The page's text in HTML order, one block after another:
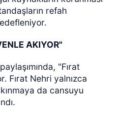
refah
AKIYOR"
"Fırat
Fırat Nehri yalnızca
da cansuyu